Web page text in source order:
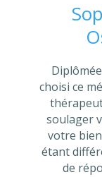
choisi ce
soulager
votre
étant
de